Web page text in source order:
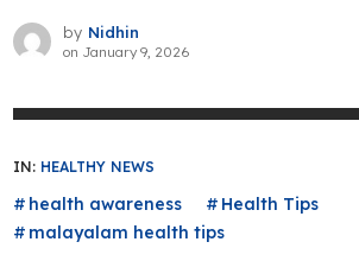
by Nidhin
on January 9, 2026
IN: HEALTHY NEWS
health awareness
Health Tips
malayalam health tips